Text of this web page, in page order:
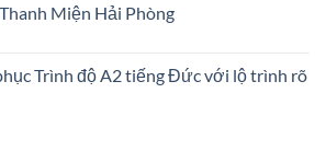
Miện Hải Phòng
Trình độ A2 tiếng Đức với lộ trình rõ